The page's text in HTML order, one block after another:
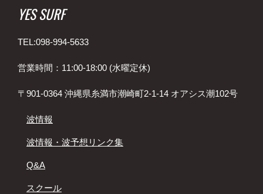
YES SURF
TEL:098-994-5633
営業時間：11:00-18:00 (水曜定休)
〒901-0364 沖縄県糸満市潮崎町2-1-14 オアシス潮102号
波情報
波情報・波予想リンク集
Q&A
スクール